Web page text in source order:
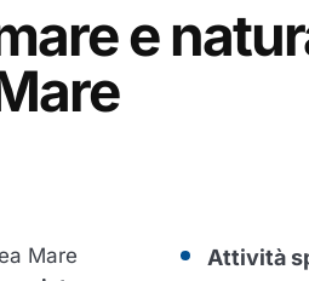
e
Mare
Attività